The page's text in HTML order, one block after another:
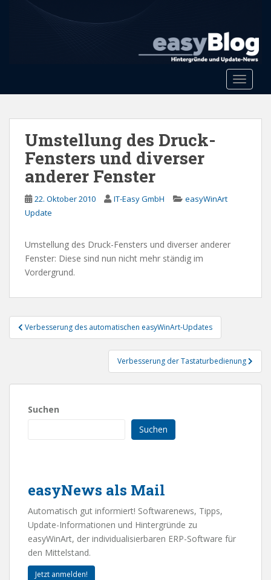
Toggle
Umstellung des Druck-
Fensters und diverser
anderer Fenster
22. Oktober 2010 IT-Easy GmbH
easyWinArt
Update
Umstellung des Druck-Fensters und diverser anderer
Fenster: Diese sind nun nicht mehr ständig im
Vordergrund.
Beitragsnavigation
Verbesserung des automatischen easyWinArt-Updates
Verbesserung der Tastaturbedienung
Suchen
Suchen
easyNews als Mail
Automatisch gut informiert! Softwarenews, Tipps,
Update-Informationen und Hintergründe zu
easyWinArt, der individualisierbaren ERP-Software für
den Mittelstand.
Jetzt anmelden!